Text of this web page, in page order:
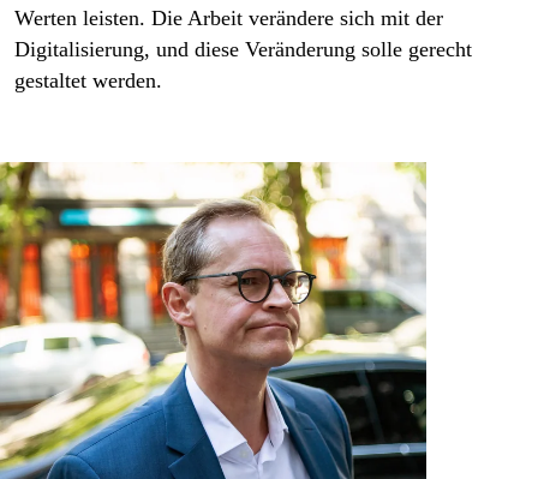
Werten leisten. Die Arbeit verändere sich mit der
Digitalisierung, und diese Veränderung solle gerecht
gestaltet werden.